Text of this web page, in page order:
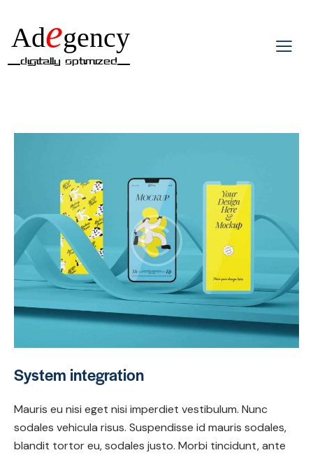
Adegency
__Digitally Optimized__
System integration
Mauris eu nisi eget nisi imperdiet vestibulum. Nunc
sodales vehicula risus. Suspendisse id mauris sodales,
blandit tortor eu, sodales justo. Morbi tincidunt, ante